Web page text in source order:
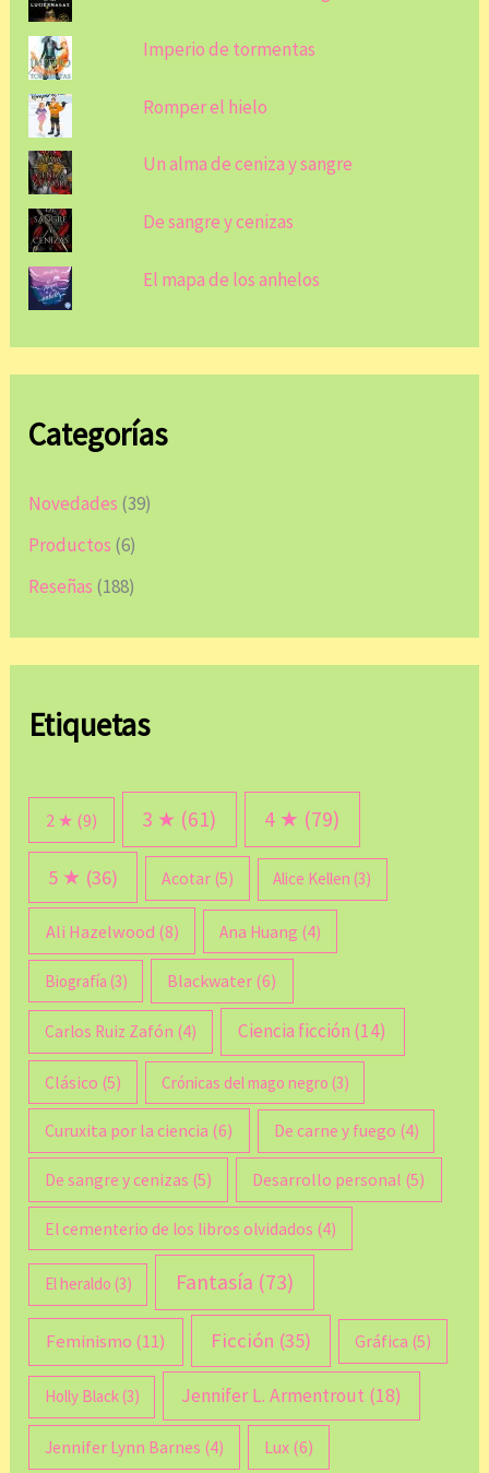
Imperio de tormentas
Romper el hielo
Un alma de ceniza y sangre
De sangre y cenizas
El mapa de los anhelos
Categorías
Novedades (39)
Productos (6)
Reseñas (188)
Etiquetas
2 ★ (9) 3 ★ (61) 4 ★ (79)
5 ★ (36) Acotar(5) Alice Kellen (3)
Ali Hazelwood (8) Ana Huang (4)
Biografía (3) Blackwater (6)
Carlos Ruiz Zafón (4) Ciencia ficción (14)
Clásico (5) Crónicas del mago negro (3)
Curuxita por la ciencia (6) De carne y fuego (4)
De sangre y cenizas (5) Desarrollo personal (5)
El cementerio de los libros olvidados (4)
El heraldo (3) Fantasía (73)
Feminismo (11) Ficción (35) Gráfica (5)
Holly Black(3) Jennifer L. Armentrout (18)
Jennifer Lynn Barnes (4) Lux (6)